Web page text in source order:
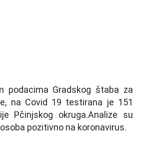
podacima Gradskog štaba za
na Covid 19 testirana je 151
Pčinjskog okruga.Analize su
pozitivno na koronavirus.